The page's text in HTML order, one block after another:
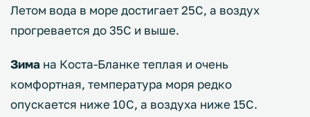
Летом вода в море достигает 25С, а воздух
прогревается до 35С и выше.
Зима на Коста-Бланке теплая и очень
комфортная, температура моря редко
опускается ниже 10С, а воздуха ниже 15С.